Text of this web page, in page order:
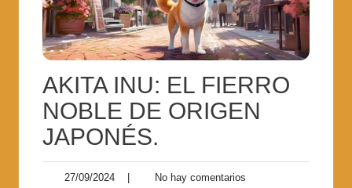
AKITA INU: EL FIERRO
NOBLE DE ORIGEN
JAPONÉS.
27/09/2024
No hay comentarios